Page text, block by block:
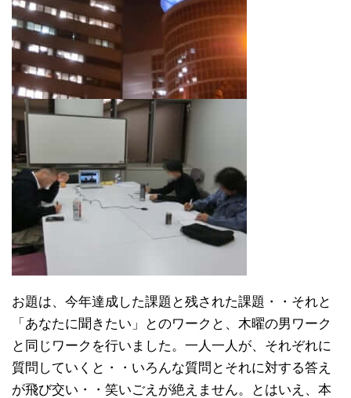
お題は、今年達成した課題と残された課題・・それと
「あなたに聞きたい」とのワークと、木曜の男ワーク
と同じワークを行いました。一人一人が、それぞれに
質問していくと・・いろんな質問とそれに対する答え
が飛び交い・・笑いごえが絶えません。とはいえ、本